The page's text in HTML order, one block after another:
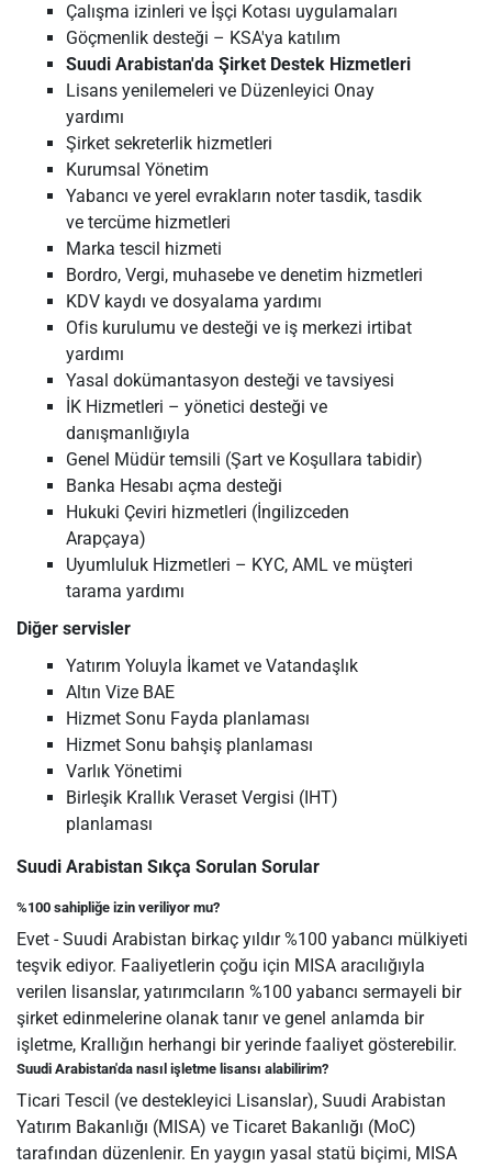
Çalışma izinleri ve İşçi Kotası uygulamaları
Göçmenlik desteği – KSA'ya katılım
Suudi Arabistan'da Şirket Destek Hizmetleri
Lisans yenilemeleri ve Düzenleyici Onay
yardımı
Şirket sekreterlik hizmetleri
Kurumsal Yönetim
Yabancı ve yerel evrakların noter tasdik, tasdik
ve tercüme hizmetleri
Marka tescil hizmeti
Bordro, Vergi, muhasebe ve denetim hizmetleri
KDV kaydı ve dosyalama yardımı
Ofis kurulumu ve desteği ve iş merkezi irtibat
yardımı
Yasal dokümantasyon desteği ve tavsiyesi
İK Hizmetleri – yönetici desteği ve
danışmanlığıyla
Genel Müdür temsili (Şart ve Koşullara tabidir)
Banka Hesabı açma desteği
Hukuki Çeviri hizmetleri (İngilizceden
Arapçaya)
Uyumluluk Hizmetleri – KYC, AML ve müşteri
tarama yardımı
Diğer servisler
Yatırım Yoluyla İkamet ve Vatandaşlık
Altın Vize BAE
Hizmet Sonu Fayda planlaması
Hizmet Sonu bahşiş planlaması
Varlık Yönetimi
Birleşik Krallık Veraset Vergisi (IHT)
planlaması
Suudi Arabistan Sıkça Sorulan Sorular
%100 sahipliğe izin veriliyor mu?
Evet - Suudi Arabistan birkaç yıldır %100 yabancı mülkiyeti
teşvik ediyor. Faaliyetlerin çoğu için MISA aracılığıyla
verilen lisanslar, yatırımcıların %100 yabancı sermayeli bir
şirket edinmelerine olanak tanır ve genel anlamda bir
işletme, Krallığın herhangi bir yerinde faaliyet gösterebilir.
Suudi Arabistan'da nasıl işletme lisansı alabilirim?
Ticari Tescil (ve destekleyici Lisanslar), Suudi Arabistan
Yatırım Bakanlığı (MISA) ve Ticaret Bakanlığı (MoC)
tarafından düzenlenir. En yaygın yasal statü biçimi, MISA